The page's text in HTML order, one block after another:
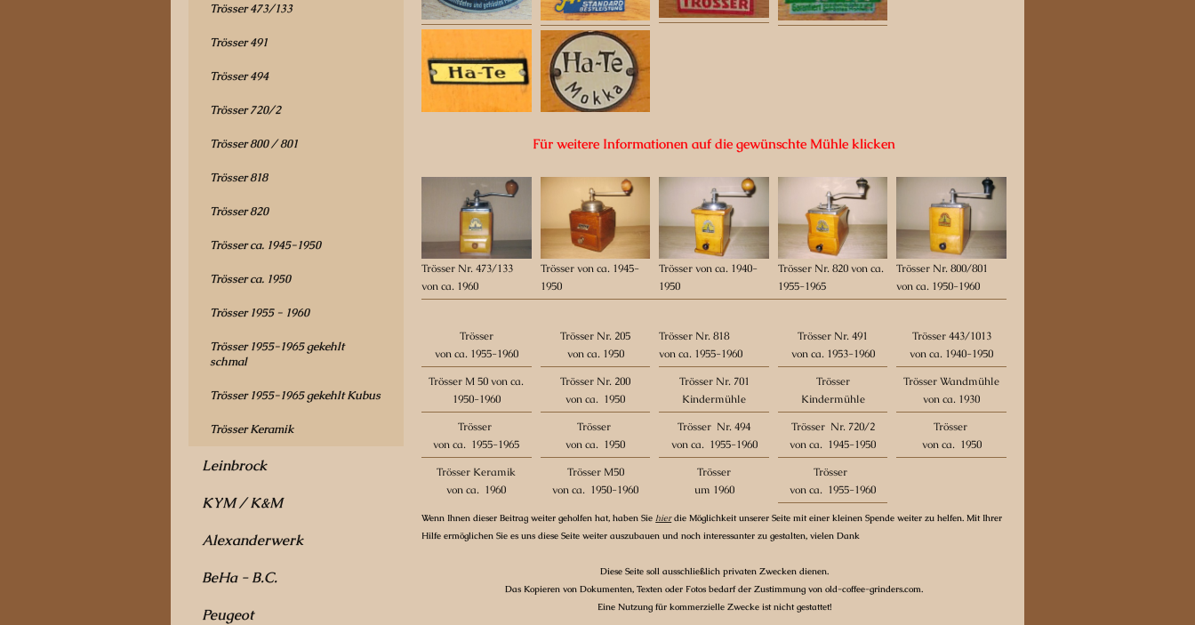
Für weitere Informationen auf die gewünschte Mühle klicken
Trösser Nr. 473/133
von ca. 1960
Trösser von ca. 1945-
1950
Trösser von ca. 1940-
1950
Trösser Nr. 820 von ca.
1955-1965
Trösser Nr. 800/801
von ca. 1950-1960
Trösser
von ca. 1955-1960
Trösser Nr. 205
von ca. 1950
Trösser Nr. 818
von ca. 1955-1960
Trösser Nr. 491
von ca. 1953-1960
Trösser 443/1013
von ca. 1940-1950
Trösser M 50 von ca.
1950-1960
Trösser Nr. 200
von ca. 1950
Trösser Nr. 701
Kindermühle
Trösser
Kindermühle
Trösser Wandmühle
von ca. 1930
Trösser
von ca. 1955-1965
Trösser Keramik
von ca. 1960
Trösser
von ca. 1950
Trösser M50
von ca. 1950-1960
Trösser Nr. 494
von ca. 1955-1960
Trösser
um 1960
Trösser Nr. 720/2
von ca. 1945-1950
Trösser
von ca. 1955-1960
Trösser
von ca. 1950
Wenn Ihnen dieser Beitrag weiter geholfen hat, haben Siehierdie Möglichkeit unserer Seite mit einer kleinen Spende weiter zu helfen. Mit Ihrer
Hilfe ermöglichen Sie es uns diese Seite weiter auszubauen und noch interessanter zu gestalten, vielen Dank
Diese Seite soll ausschließlich privaten Zwecken dienen.
Das Kopieren von Dokumenten, Texten oder Fotos bedarf der Zustimmung von old-coffee-grinders.com.
Eine Nutzung für kommerzielle Zwecke ist nicht gestattet!
Trösser 473/133
Trösser 491
Trösser 494
Trösser 720/2
Trösser 800 / 801
Trösser 818
Trösser 820
Trösser ca. 1945-1950
Trösser ca. 1950
Trösser 1955 - 1960
Trösser 1955-1965 gekehlt
schmal
Trösser 1955-1965 gekehlt Kubus
Trösser Keramik
Leinbrock
KYM / K&M
Alexanderwerk
BeHa - B.C.
Peugeot